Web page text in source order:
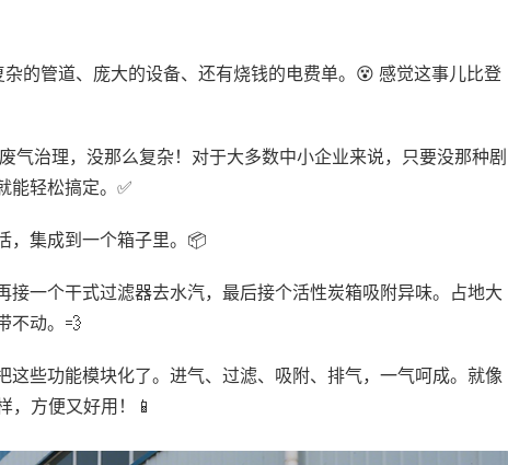
的管道、庞大的设备、还有烧钱的电费单。😵 感觉这事儿比登
气治理，没那么复杂！对于大多数中小企业来说，只要没那种剧
能轻松搞定。✅
，集成到一个箱子里。📦
接一个干式过滤器去水汽，最后接个活性炭箱吸附异味。占地大
不动。💨
些功能模块化了。进气、过滤、吸附、排气，一气呵成。就像
，方便又好用！📱